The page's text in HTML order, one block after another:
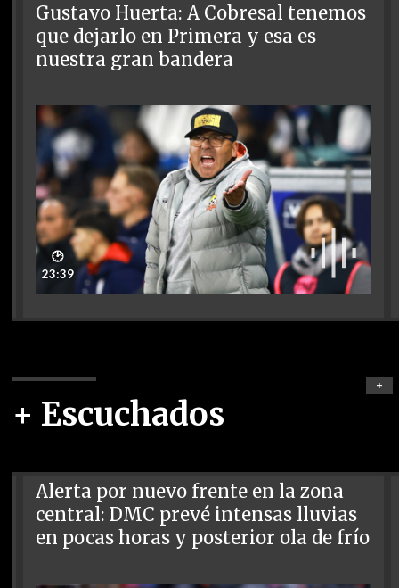
Gustavo Huerta: A Cobresal tenemos
que dejarlo en Primera y esa es
nuestra gran bandera
🕑
23:39
+ Escuchados
+
Alerta por nuevo frente en la zona
central: DMC prevé intensas lluvias
en pocas horas y posterior ola de frío